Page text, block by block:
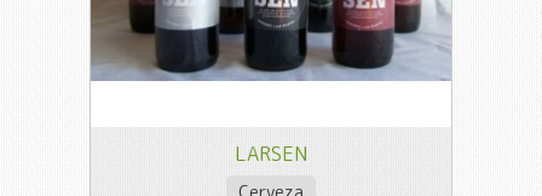
LARSEN